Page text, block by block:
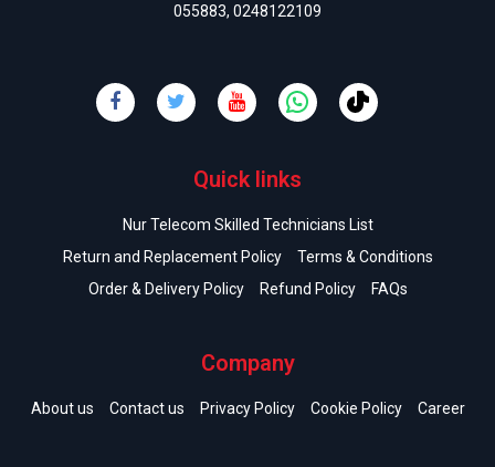
055883, 0248122109
Quick links
Nur Telecom Skilled Technicians List
Return and Replacement Policy
Terms & Conditions
Order & Delivery Policy
Refund Policy FAQs
Company
About us Contact us Privacy Policy Cookie Policy Career